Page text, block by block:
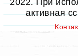
активная